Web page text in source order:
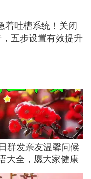
着吐槽系统！关闭
，五步设置有效提升
群发亲友温馨问候
大全，愿大家健康
周五愉快！